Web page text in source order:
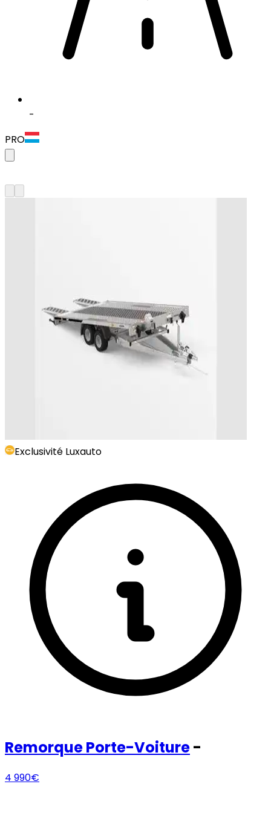
-
PRO
Exclusivité Luxauto
RemorquePorte-Voiture-
4 990€